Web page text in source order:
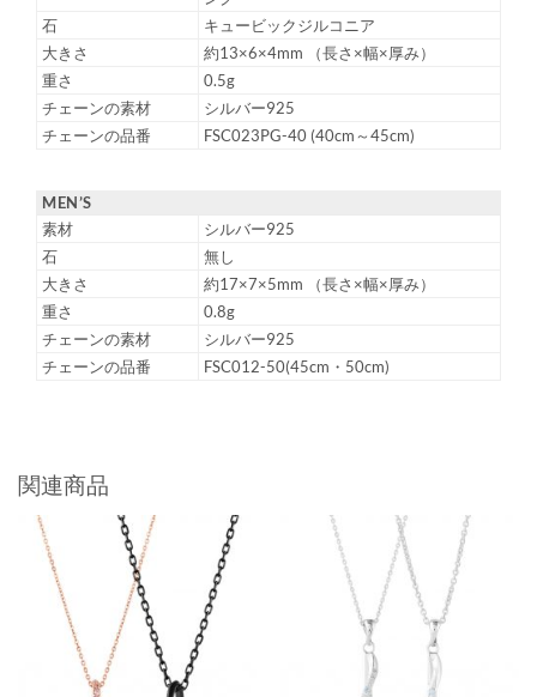
石
キュービックジルコニア
大きさ
約13×6×4mm （長さ×幅×厚み）
重さ
0.5g
チェーンの素材
シルバー925
チェーンの品番
FSC023PG-40 (40cm～45cm)
MEN’S
素材
シルバー925
石
無し
大きさ
約17×7×5mm （長さ×幅×厚み）
重さ
0.8g
チェーンの素材
シルバー925
チェーンの品番
FSC012-50(45cm・50cm)
関連商品